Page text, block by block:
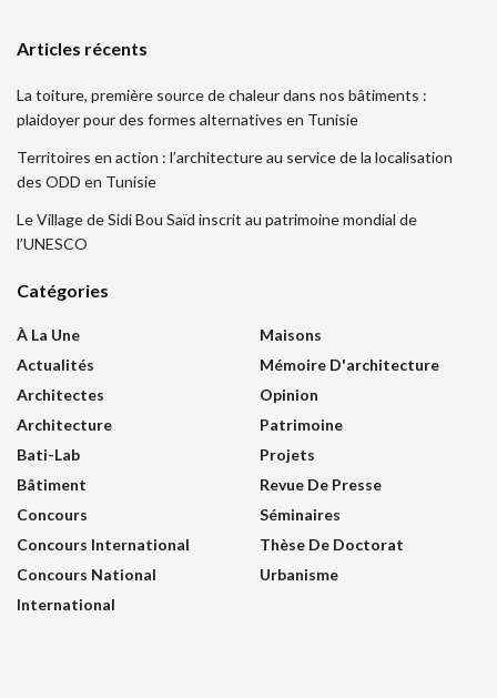
Articles récents
La toiture, première source de chaleur dans nos bâtiments :
plaidoyer pour des formes alternatives en Tunisie
Territoires en action : l’architecture au service de la localisation
des ODD en Tunisie
Le Village de Sidi Bou Saïd inscrit au patrimoine mondial de
l’UNESCO
Catégories
À La Une
Actualités
Architectes
Architecture
Bati-Lab
Bâtiment
Concours
Concours International
Concours National
International
Maisons
Mémoire D'architecture
Opinion
Patrimoine
Projets
Revue De Presse
Séminaires
Thèse De Doctorat
Urbanisme